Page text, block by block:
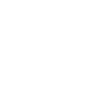
Flor –
minha-